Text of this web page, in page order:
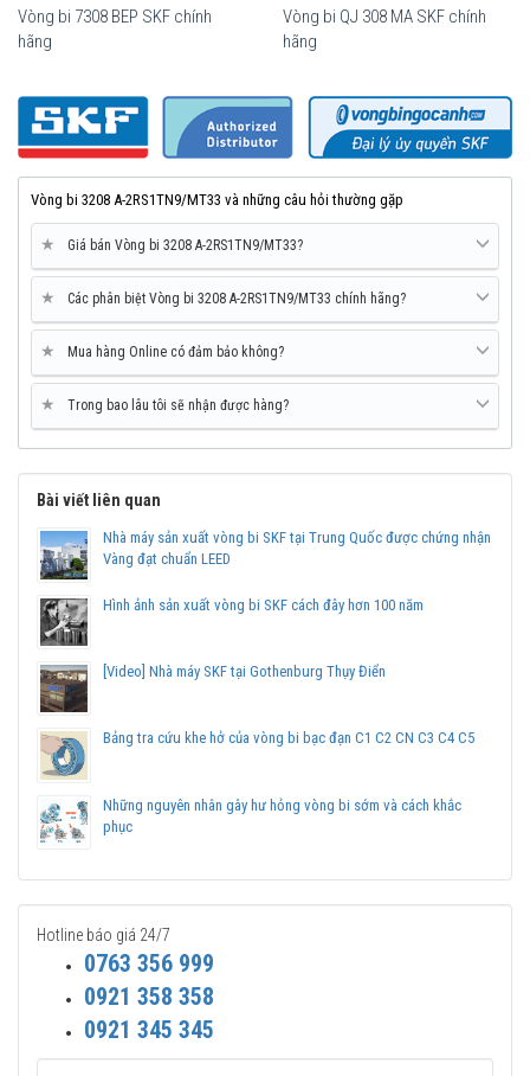
Mua vòng bi SKF Vòng bi 3208 A-2RS1TN9/MT33 tại các Đại lý uỷ
quyền để đảm bảo sản phẩm chính hãng.
Mua vòng bi bạc đạn SKF Vòng bi 3208 A-
2RS1TN9/MT33 chính hãng ở đâu uy tín?
Vòng bi Ngọc Anh là đại lý ủy quyền SKF tại Việt Nam.
tranh, Giao hàng toàn quốc.
Liên hệ với
Vòng bi Ngọc Anh
bi SKF Vòng bi 3208 A-2RS1TN9/MT33 chính hãng.
Vòng bi 7308 BEP SKF chính
hãng
Vòng bi QJ 308 MA SKF chính
hãng
Vòng bi 3208 A-2RS1TN9/MT33 và những câu hỏi thường gặp
★ Giá bán Vòng bi 3208 A-2RS1TN9/MT33?
★ Các phân biệt Vòng bi 3208 A-2RS1TN9/MT33 chính hãng?
★ Mua hàng Online có đảm bảo không?
★ Trong bao lâu tôi sẽ nhận được hàng?
Bài viết liên quan
Nhà máy sản xuất vòng bi SKF tại Trung Quốc được chứng nhận
Vàng đạt chuẩn LEED
Hình ảnh sản xuất vòng bi SKF cách đây hơn 100 năm
[Video] Nhà máy SKF tại Gothenburg Thụy Điển
Bảng tra cứu khe hở của vòng bi bạc đạn C1 C2 CN C3 C4 C5
Những nguyên nhân gây hư hỏng vòng bi sớm và cách khắc
phục
Hotline báo giá 24/7
0763 356 999
0921 358 358
0921 345 345